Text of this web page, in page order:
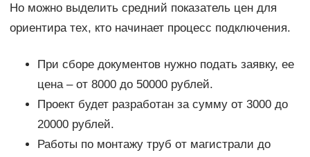
Но можно выделить средний показатель цен для
ориентира тех, кто начинает процесс подключения.
При сборе документов нужно подать заявку, ее
цена – от 8000 до 50000 рублей.
Проект будет разработан за сумму от 3000 до
20000 рублей.
Работы по монтажу труб от магистрали до